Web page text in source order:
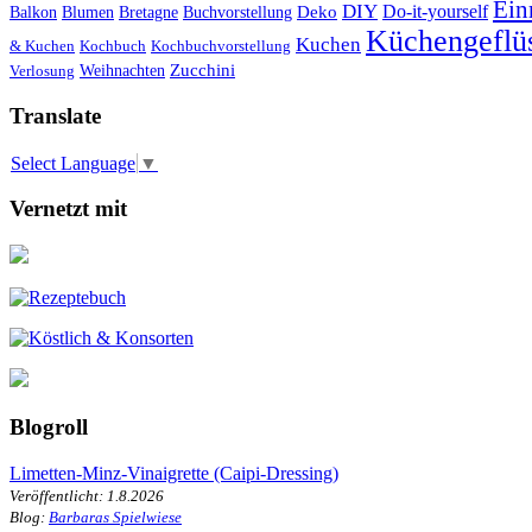
Balkon Blumen Bretagne Buchvorstellung Deko DIY Do-it-yourself
& Kuchen Kochbuch Kochbuchvorstellung Kuchen
Verlosung Weihnachten Zucchini
Translate
Select Language ▼
Vernetzt mit
Blogroll
Limetten-Minz-Vinaigrette (Caipi-Dressing)
Veröffentlicht: 1.8.2026
Blog: Barbaras Spielwiese